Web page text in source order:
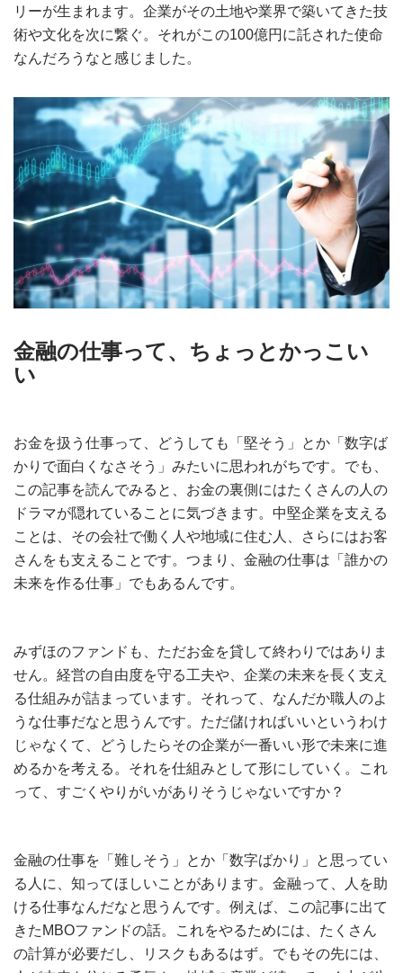
リーが生まれます。企業がその土地や業界で築いてきた技
術や文化を次に繋ぐ。それがこの100億円に託された使命
なんだろうなと感じました。
金融の仕事って、ちょっとかっこい
い
お金を扱う仕事って、どうしても「堅そう」とか「数字ば
かりで面白くなさそう」みたいに思われがちです。でも、
この記事を読んでみると、お金の裏側にはたくさんの人の
ドラマが隠れていることに気づきます。中堅企業を支える
ことは、その会社で働く人や地域に住む人、さらにはお客
さんをも支えることです。つまり、金融の仕事は「誰かの
未来を作る仕事」でもあるんです。
みずほのファンドも、ただお金を貸して終わりではありま
せん。経営の自由度を守る工夫や、企業の未来を長く支え
る仕組みが詰まっています。それって、なんだか職人のよ
うな仕事だなと思うんです。ただ儲ければいいというわけ
じゃなくて、どうしたらその企業が一番いい形で未来に進
めるかを考える。それを仕組みとして形にしていく。これ
って、すごくやりがいがありそうじゃないですか？
金融の仕事を「難しそう」とか「数字ばかり」と思ってい
る人に、知ってほしいことがあります。金融って、人を助
ける仕事なんだなと思うんです。例えば、この記事に出て
きたMBOファンドの話。これをやるためには、たくさん
の計算が必要だし、リスクもあるはず。でもその先には、